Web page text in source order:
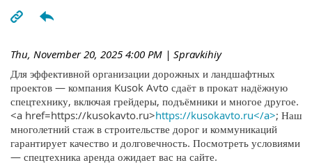
Thu, November 20, 2025 4:00 PM | Spravkihiy
Для эффективной организации дорожных и ландшафтных
проектов — компания Kusok Avto сдаёт в прокат надёжную
спецтехнику, включая грейдеры, подъёмники и многое другое.
<a href=https://kusokavto.ru>https://kusokavto.ru</a>; Наш
многолетний стаж в строительстве дорог и коммуникаций
гарантирует качество и долговечность. Посмотреть условиями
— спецтехника аренда ожидает вас на сайте.